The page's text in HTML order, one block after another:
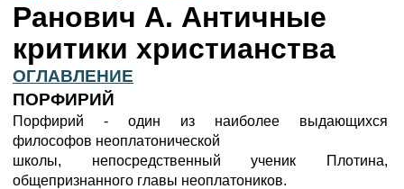
Ранович А. Античные
критики христианства
ОГЛАВЛЕНИЕ
ПОРФИРИЙ
Порфирий - один из наиболее выдающихся
философов неоплатонической
школы, непосредственный ученик Плотина,
общепризнанного главы неоплатоников.